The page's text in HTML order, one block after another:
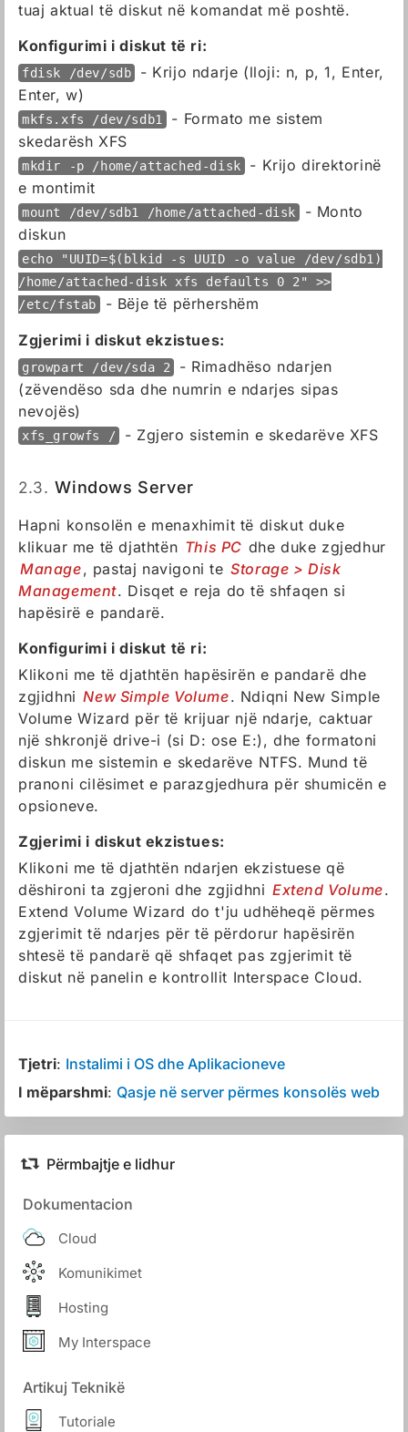
tuaj aktual të diskut në komandat më poshtë.
Konfigurimi i diskut të ri:
fdisk /dev/sdb
- Krijo ndarje (lloji: n, p, 1, Enter,
Enter, w)
mkfs.xfs /dev/sdb1 - Formato me sistem
skedarësh XFS
mkdir -p /home/attached-disk - Krijo direktorinë
e montimit
mount /dev/sdb1 /home/attached-disk
- Monto
diskun
echo "UUID=$(blkid -s UUID -o value /dev/sdb1)
/home/attached-disk xfs defaults 0 2" >>
/etc/fstab
- Bëje të përhershëm
Zgjerimi i diskut ekzistues:
growpart /dev/sda 2
- Rimadhëso ndarjen
(zëvendëso sda dhe numrin e ndarjes sipas
nevojës)
xfs_growfs / - Zgjero sistemin e skedarëve XFS
2.3. Windows Server
Hapni konsolën e menaxhimit të diskut duke
klikuar me të djathtën This PC dhe duke zgjedhur
Manage, pastaj navigoni te Storage > Disk
Management. Disqet e reja do të shfaqen si
hapësirë e pandarë.
Konfigurimi i diskut të ri:
Klikoni me të djathtën hapësirën e pandarë dhe
zgjidhni New Simple Volume. Ndiqni New Simple
Volume Wizard për të krijuar një ndarje, caktuar
një shkronjë drive-i (si D: ose E:), dhe formatoni
diskun me sistemin e skedarëve NTFS. Mund të
pranoni cilësimet e parazgjedhura për shumicën e
opsioneve.
Zgjerimi i diskut ekzistues:
Klikoni me të djathtën ndarjen ekzistuese që
dëshironi ta zgjeroni dhe zgjidhni Extend Volume.
Extend Volume Wizard do t'ju udhëheqë përmes
zgjerimit të ndarjes për të përdorur hapësirën
shtesë të pandarë që shfaqet pas zgjerimit të
diskut në panelin e kontrollit Interspace Cloud.
Tjetri: Instalimi i OS dhe Aplikacioneve
I mëparshmi: Qasje në server përmes konsolës web
Përmbajtje e lidhur
Dokumentacion
Cloud
Komunikimet
Hosting
My Interspace
Artikuj Teknikë
Tutoriale